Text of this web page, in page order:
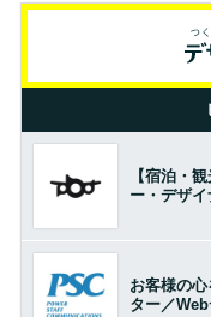
【宿泊・
ー・デザ
お客様の
ター／Web